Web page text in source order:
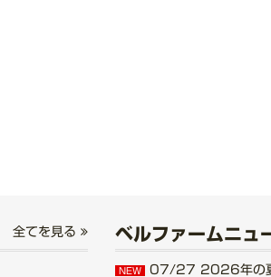
全てを見る ベルファームニュ
NEW 07/27 2026年の